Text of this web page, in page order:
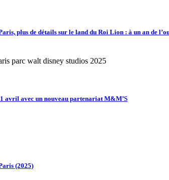
plus de détails sur le land du Roi Lion : à un an de
avril avec un nouveau partenariat M&M’S
(2025)